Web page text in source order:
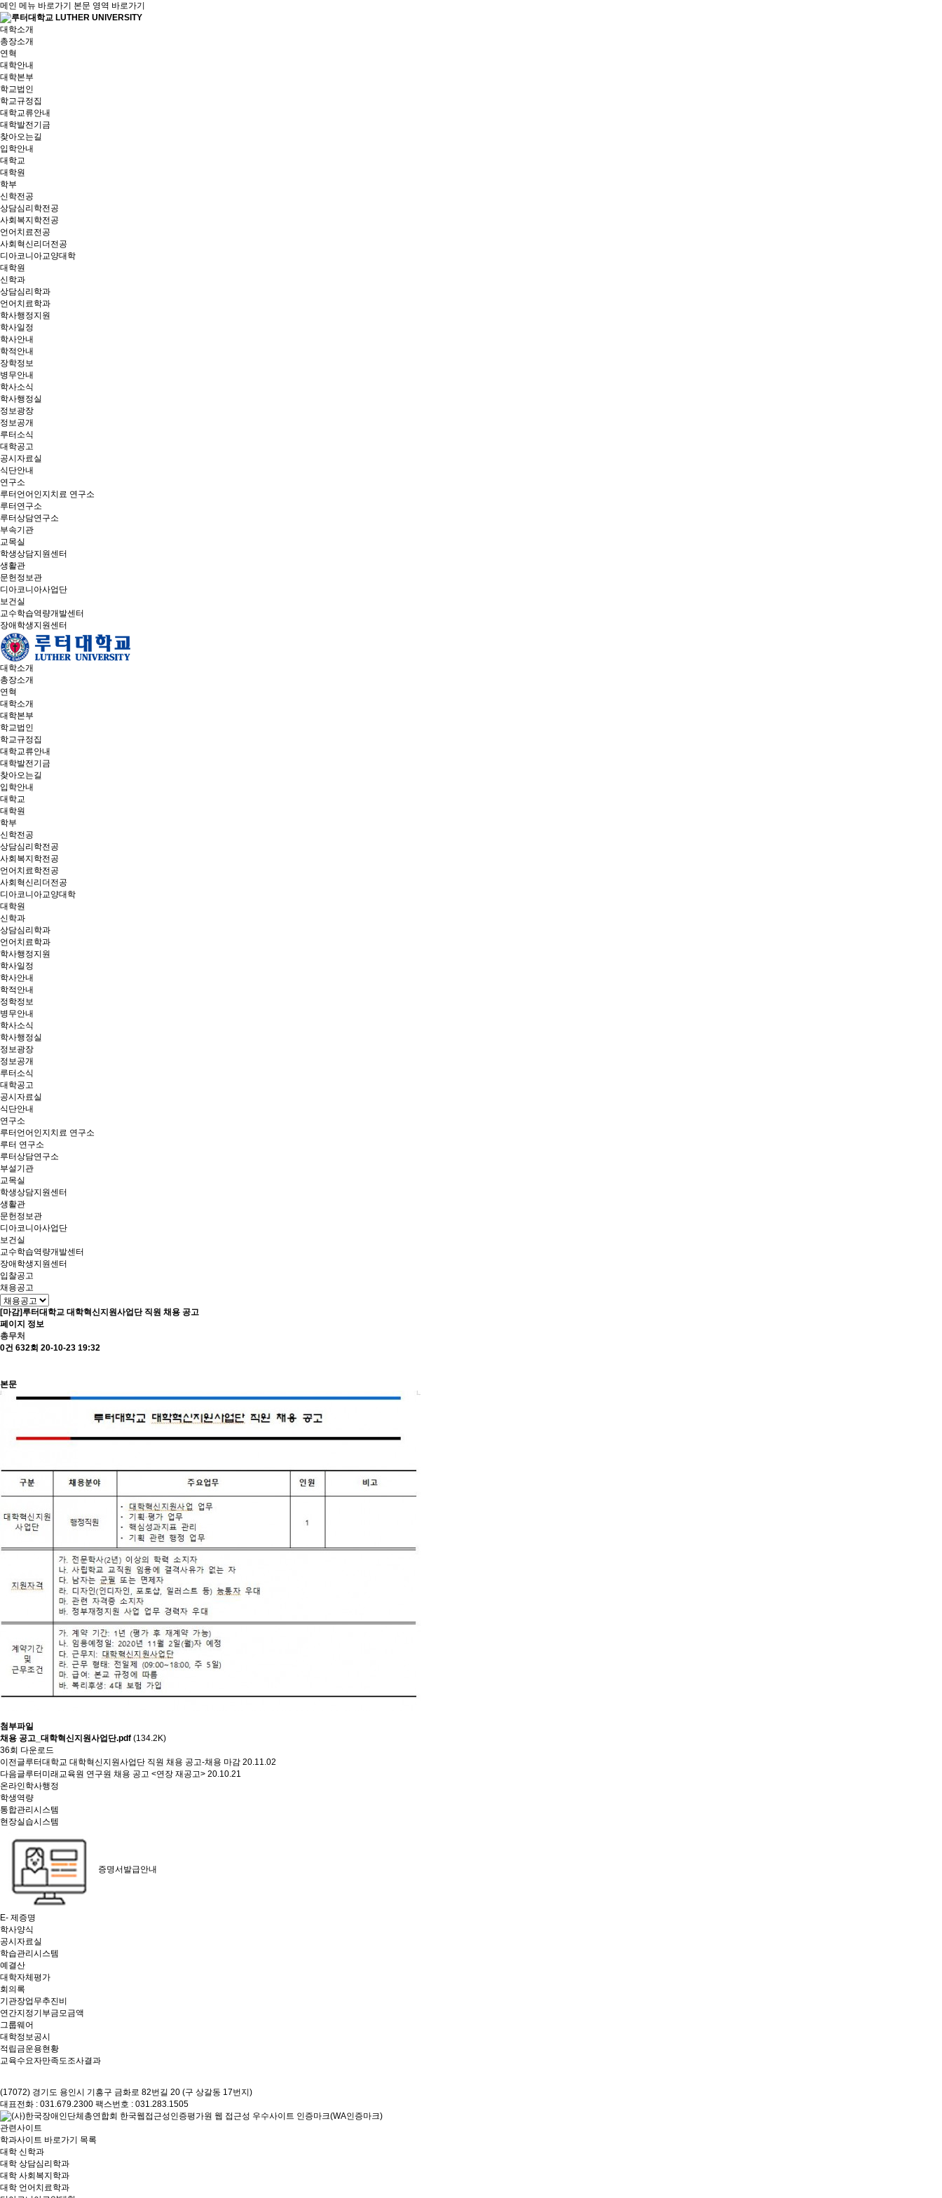
메인 메뉴 바로가기 본문 영역 바로가기
대학소개
총장소개
연혁
대학안내
대학본부
학교법인
학교규정집
대학교류안내
대학발전기금
찾아오는길
입학안내
대학교
대학원
학부
신학전공
상담심리학전공
사회복지학전공
언어치료전공
사회혁신리더전공
디아코니아교양대학
대학원
신학과
상담심리학과
언어치료학과
학사행정지원
학사일정
학사안내
학적안내
장학정보
병무안내
학사소식
학사행정실
정보광장
정보공개
루터소식
대학공고
공시자료실
식단안내
연구소
루터언어인지치료 연구소
루터연구소
루터상담연구소
부속기관
교목실
학생상담지원센터
생활관
문헌정보관
디아코니아사업단
보건실
교수학습역량개발센터
장애학생지원센터
대학소개
총장소개
연혁
대학소개
대학본부
학교법인
학교규정집
대학교류안내
대학발전기금
찾아오는길
입학안내
대학교
대학원
학부
신학전공
상담심리학전공
사회복지학전공
언어치료학전공
사회혁신리더전공
디아코니아교양대학
대학원
신학과
상담심리학과
언어치료학과
학사행정지원
학사일정
학사안내
학적안내
정학정보
병무안내
학사소식
학사행정실
정보광장
정보공개
루터소식
대학공고
공시자료실
식단안내
연구소
루터언어인지치료 연구소
루터 연구소
루터상담연구소
부설기관
교목실
학생상담지원센터
생활관
문헌정보관
디아코니아사업단
보건실
교수학습역량개발센터
장애학생지원센터
입찰공고
채용공고
[마감]루터대학교 대학혁신지원사업단 직원 채용 공고
페이지 정보
총무처
0건 632회 20-10-23 19:32
본문
첨부파일
채용 공고_대학혁신지원사업단.pdf (134.2K)
36회 다운로드
이전글루터대학교 대학혁신지원사업단 직원 채용 공고-채용 마감 20.11.02
다음글루터미래교육원 연구원 채용 공고 <연장 재공고> 20.10.21
온라인학사행정
학생역량
통합관리시스템
현장실습시스템
증명서발급안내
E- 제증명
학사양식
공시자료실
학습관리시스템
예결산
대학자체평가
회의록
기관장업무추진비
연간지정기부금모금액
그룹웨어
대학정보공시
적립금운용현황
교육수요자만족도조사결과
(17072) 경기도 용인시 기흥구 금화로 82번길 20 (구 상갈동 17번지)
대표전화 : 031.679.2300 팩스번호 : 031.283.1505
관련사이트
학과사이트 바로가기 목록
대학 신학과
대학 상담심리학과
대학 사회복지학과
대학 언어치료학과